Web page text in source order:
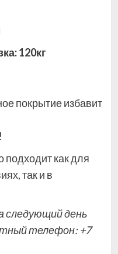
120кг
покрытие избавит
как для
так и в
следующий день
телефон:+7